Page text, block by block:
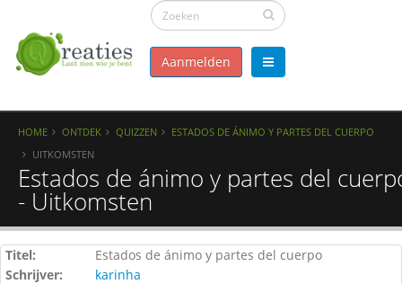
Aanmelden
HOME ONTDEK QUIZZEN
ESTADOS DE ÁNIMO Y PARTES DEL CUERPO
UITKOMSTEN
Estados de ánimo y partes del
- Uitkomsten
Titel:
Estados de ánimo y partes del cuerpo
Schrijver:
karinha